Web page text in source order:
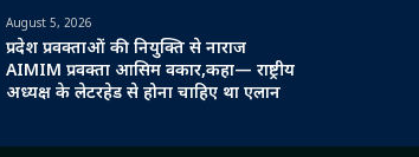
August 5, 2026
प्रदेश प्रवक्ताओं की नियुक्ति से नाराज
AIMIM प्रवक्ता आसिम वकार,कहा— राष्ट्रीय
अध्यक्ष के लेटरहेड से होना चाहिए था एलान